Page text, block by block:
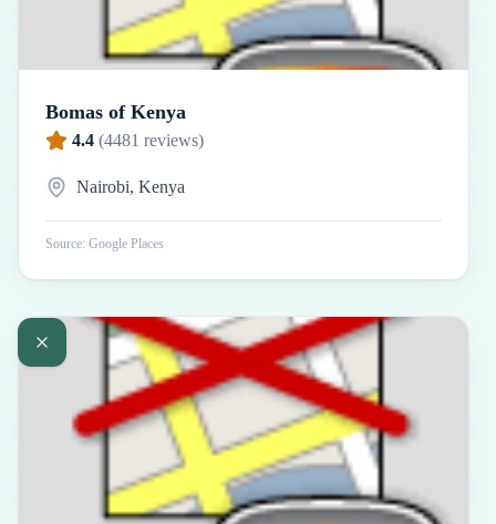
Bomas of Kenya
4.4 (4481 reviews)
Nairobi, Kenya
Source: Google Places